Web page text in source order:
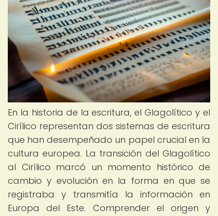
En la historia de la escritura, el Glagolítico y el
Cirílico representan dos sistemas de escritura
que han desempeñado un papel crucial en la
cultura europea. La transición del Glagolítico
al Cirílico marcó un momento histórico de
cambio y evolución en la forma en que se
registraba y transmitía la información en
Europa del Este. Comprender el origen y